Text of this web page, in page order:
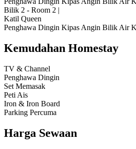
Bilik 2 - Room 2 |
Katil Queen
Penghawa Dingin Kipas Angin Bilik Air
Kemudahan Homestay
TV & Channel
Penghawa Dingin
Set Memasak
Peti Ais
Iron & Iron Board
Parking Percuma
Harga Sewaan